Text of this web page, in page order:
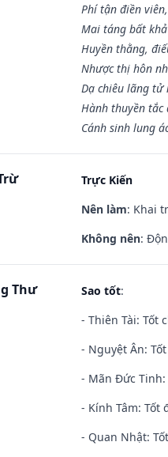
Phí tận điền
Mai táng bất
Huyền thằng,
Nhược thị hôn
Dạ chiêu lãng tử
Hành thuyền
Cánh sinh lung
Trực Kiến
Nên làm: Khai
Không nên:
Thư Sao tốt:
- Thiên Tài: Tốt
- Nguyệt Ân:
- Mãn Đức Tinh:
- Kính Tâm: Tốt
- Quan Nhật: